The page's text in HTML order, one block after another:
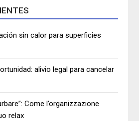
sin calor para superficies
alivio legal para cancelar
Come l’organizzazione
relax